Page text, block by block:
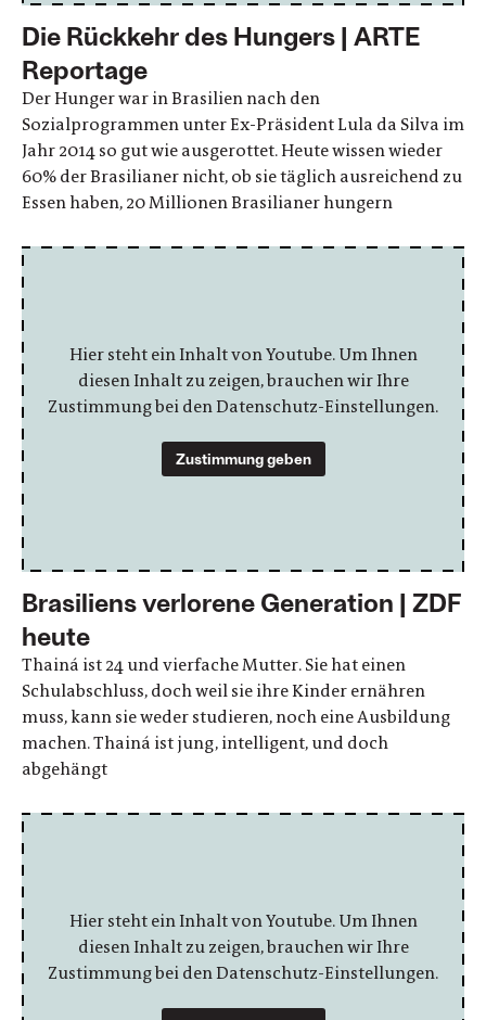
Die Rückkehr des Hungers | ARTE
Reportage
Der Hunger war in Brasilien nach den
Sozialprogrammen unter Ex-Präsident Lula da Silva im
Jahr 2014 so gut wie ausgerottet. Heute wissen wieder
60% der Brasilianer nicht, ob sie täglich ausreichend zu
Essen haben, 20 Millionen Brasilianer hungern
Hier steht ein Inhalt von Youtube. Um Ihnen
diesen Inhalt zu zeigen, brauchen wir Ihre
Zustimmung bei den Datenschutz-Einstellungen.
Zustimmung geben
Brasiliens verlorene Generation | ZDF
heute
Thainá ist 24 und vierfache Mutter. Sie hat einen
Schulabschluss, doch weil sie ihre Kinder ernähren
muss, kann sie weder studieren, noch eine Ausbildung
machen. Thainá ist jung, intelligent, und doch
abgehängt
Hier steht ein Inhalt von Youtube. Um Ihnen
diesen Inhalt zu zeigen, brauchen wir Ihre
Zustimmung bei den Datenschutz-Einstellungen.